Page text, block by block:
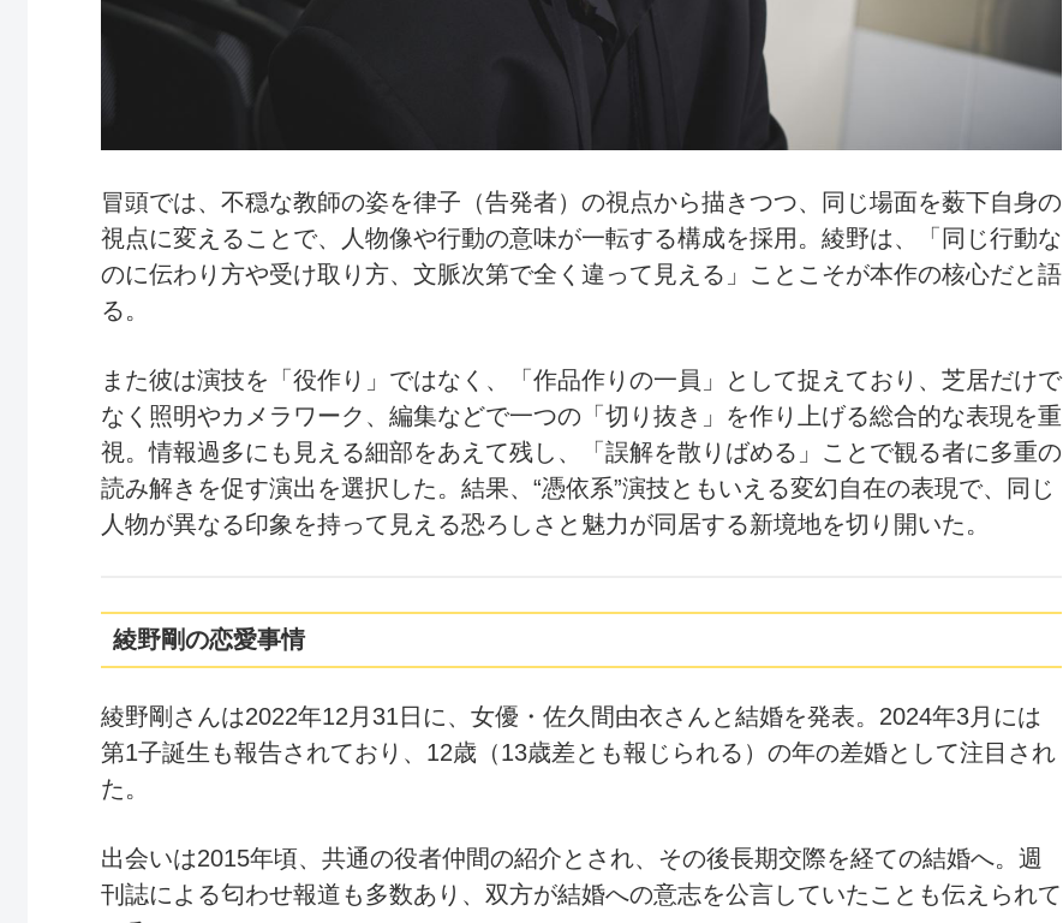
冒頭では、不穏な教師の姿を律子（告発者）の視点から描きつつ、同じ場面を薮下自身の
視点に変えることで、人物像や行動の意味が一転する構成を採用。綾野は、「同じ行動な
のに伝わり方や受け取り方、文脈次第で全く違って見える」ことこそが本作の核心だと語
る。
また彼は演技を「役作り」ではなく、「作品作りの一員」として捉えており、芝居だけで
なく照明やカメラワーク、編集などで一つの「切り抜き」を作り上げる総合的な表現を重
視。情報過多にも見える細部をあえて残し、「誤解を散りばめる」ことで観る者に多重の
読み解きを促す演出を選択した。結果、“憑依系”演技ともいえる変幻自在の表現で、同じ
人物が異なる印象を持って見える恐ろしさと魅力が同居する新境地を切り開いた。
綾野剛の恋愛事情
綾野剛さんは2022年12月31日に、女優・佐久間由衣さんと結婚を発表。2024年3月には
第1子誕生も報告されており、12歳（13歳差とも報じられる）の年の差婚として注目され
た。
出会いは2015年頃、共通の役者仲間の紹介とされ、その後長期交際を経ての結婚へ。週
刊誌による匂わせ報道も多数あり、双方が結婚への意志を公言していたことも伝えられて